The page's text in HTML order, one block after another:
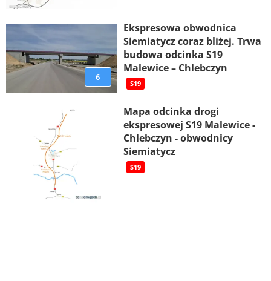
6
Ekspresowa obwodnica
Siemiatycz coraz bliżej. Trwa
budowa odcinka S19
Malewice – Chlebczyn
S19
Mapa odcinka drogi
ekspresowej S19 Malewice -
Chlebczyn - obwodnicy
Siemiatycz
S19